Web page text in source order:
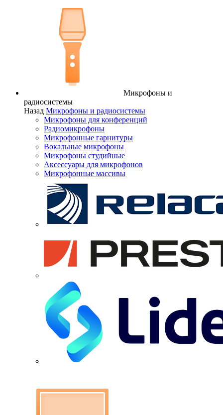
Микрофоны и
радиосистемы
Назад Микрофоны и радиосистемы
Микрофоны для конференций
Радиомикрофоны
Микрофонные гарнитуры
Вокальные микрофоны
Микрофоны студийные
Аксессуары для микрофонов
Микрофонные массивы